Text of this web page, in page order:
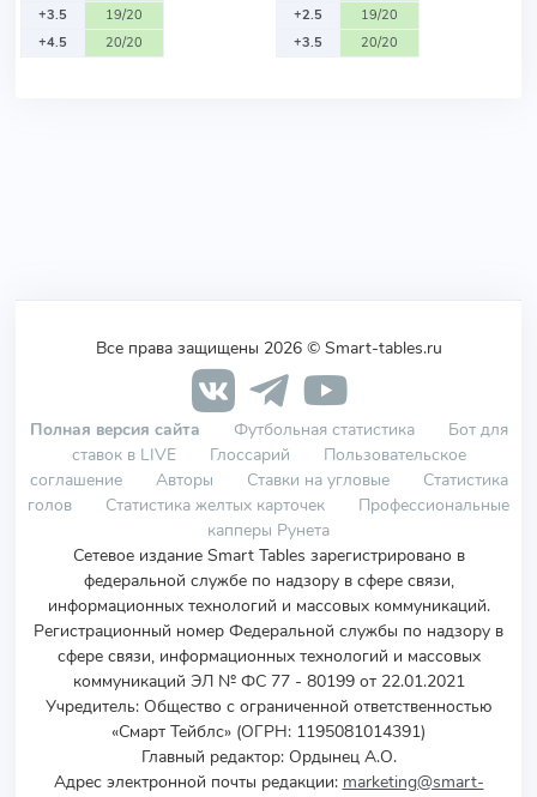
+3.5
19/20
+4.5
20/20
+2.5
19/20
+3.5
20/20
Все права защищены 2026 © Smart-tables.ru
Полная версия сайта Футбольная статистика
Бот для
ставок в LIVE
Глоссарий
Пользовательское
соглашение
Авторы Ставки на угловые
Статистика
голов
Статистика желтых карточек
Профессиональные
капперы Рунета
Сетевое издание Smart Tables зарегистрировано в
федеральной службе по надзору в сфере связи,
информационных технологий и массовых коммуникаций.
Регистрационный номер Федеральной службы по надзору в
сфере связи, информационных технологий и массовых
коммуникаций ЭЛ № ФС 77 - 80199 от 22.01.2021
Учредитель: Общество с ограниченной ответственностью
«Смарт Тейблс» (ОГРН: 1195081014391)
Главный редактор: Ордынец А.О.
Адрес электронной почты редакции: marketing@smart-